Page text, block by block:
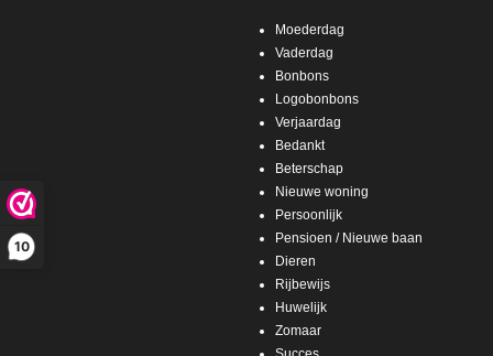
10
Moederdag
Vaderdag
Bonbons
Logobonbons
Verjaardag
Bedankt
Beterschap
Nieuwe woning
Persoonlijk
Pensioen / Nieuwe baan
Dieren
Rijbewijs
Huwelijk
Zomaar